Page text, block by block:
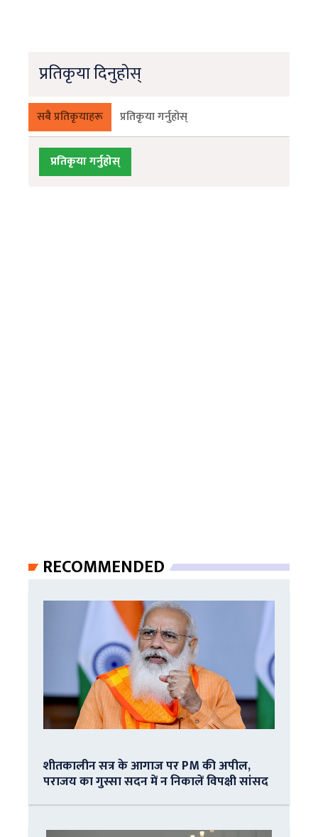
प्रतिकृया दिनुहोस्
सबै प्रतिकृयाहरू प्रतिकृया गर्नुहोस्
प्रतिकृया गर्नुहोस्
RECOMMENDED
शीतकालीन सत्र के आगाज पर PM की अपील,
पराजय का गुस्सा सदन में न निकालें विपक्षी सांसद